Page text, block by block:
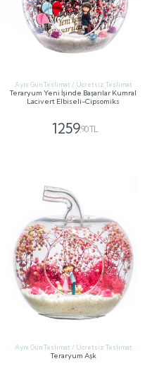
Aynı Gün Teslimat / Ücretsiz Teslimat
Teraryum Yeni İşinde Başarılar Kumral
Lacivert Elbiseli-Cipsomiks
1259,90 TL
Aynı Gün Teslimat / Ücretsiz Teslimat
Teraryum Aşk